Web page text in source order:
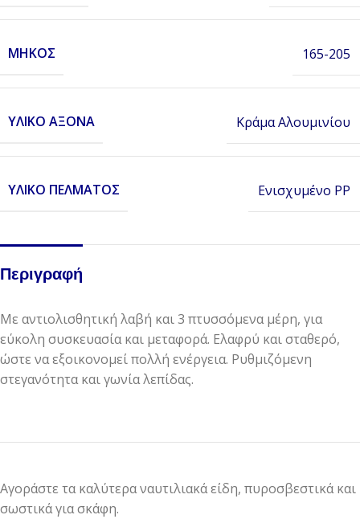
ΜΉΚΟΣ 165-205
ΥΛΙΚΌ ΆΞΟΝΑ Κράμα Αλουμινίου
ΥΛΙΚΌ ΠΈΛΜΑΤΟΣ Ενισχυμένο PP
Περιγραφή
Με αντιολισθητική λαβή και 3 πτυσσόμενα μέρη, για
εύκολη συσκευασία και μεταφορά. Ελαφρύ και σταθερό,
ώστε να εξοικονομεί πολλή ενέργεια. Ρυθμιζόμενη
στεγανότητα και γωνία λεπίδας.
Αγοράστε τα καλύτερα ναυτιλιακά είδη, πυροσβεστικά και
σωστικά για σκάφη.